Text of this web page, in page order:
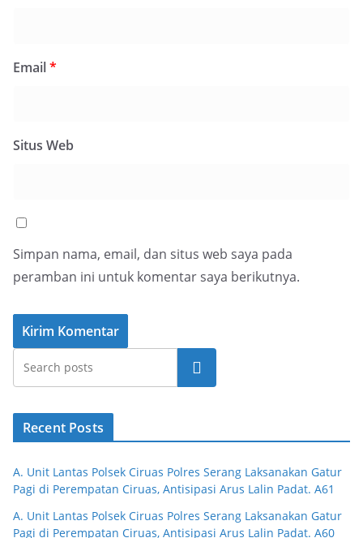
Email*
Situs Web
Simpan nama, email, dan situs web saya pada
peramban ini untuk komentar saya berikutnya.
Cari
Recent Posts
A. Unit Lantas Polsek Ciruas Polres Serang Laksanakan Gatur
Pagi di Perempatan Ciruas, Antisipasi Arus Lalin Padat. A61
A. Unit Lantas Polsek Ciruas Polres Serang Laksanakan Gatur
Pagi di Perempatan Ciruas, Antisipasi Arus Lalin Padat. A60